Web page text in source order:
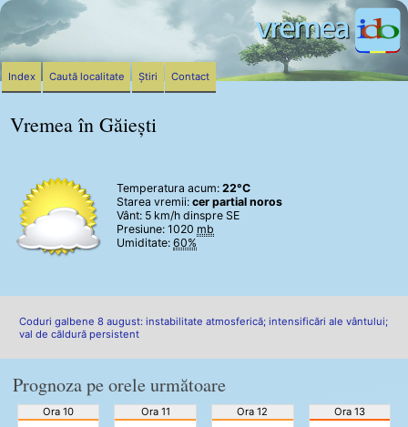
Vremea în Găiești
Temperatura acum: 22°C
Starea vremii: cer partial noros
Vânt: 5 km/h dinspre SE
Presiune: 1020 mb
Umiditate: 60%
Coduri galbene 8 august: instabilitate atmosferică; intensificări ale vântului;
val de căldură persistent
Prognoza pe orele următoare
Ora 10 Ora 11 Ora 12 Ora 13
Index Caută localitate Știri Contact